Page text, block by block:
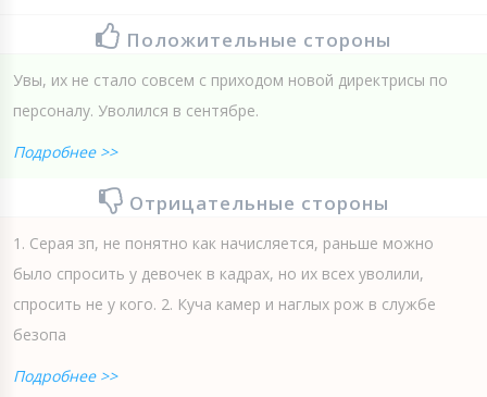
Положительные стороны
Увы, их не стало совсем с приходом новой директрисы по
персоналу. Уволился в сентябре.
Подробнее >>
Отрицательные стороны
1. Серая зп, не понятно как начисляется, раньше можно
было спросить у девочек в кадрах, но их всех уволили,
спросить не у кого. 2. Куча камер и наглых рож в службе
безопа
Подробнее >>